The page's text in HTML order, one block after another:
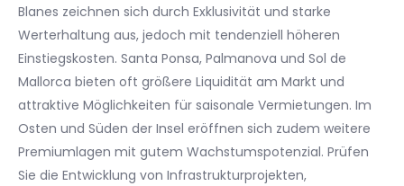
Blanes zeichnen sich durch Exklusivität und starke
Werterhaltung aus, jedoch mit tendenziell höheren
Einstiegskosten. Santa Ponsa, Palmanova und Sol de
Mallorca bieten oft größere Liquidität am Markt und
attraktive Möglichkeiten für saisonale Vermietungen. Im
Osten und Süden der Insel eröffnen sich zudem weitere
Premiumlagen mit gutem Wachstumspotenzial. Prüfen
Sie die Entwicklung von Infrastrukturprojekten,